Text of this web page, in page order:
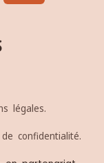
légales.
confidentialité.